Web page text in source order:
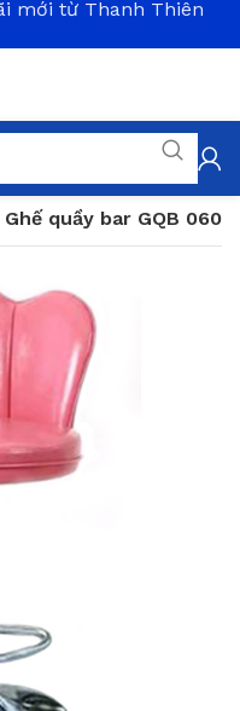
Ghế quầy bar GQB 060
mới từ Thanh Thiên